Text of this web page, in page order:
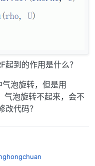
到的作用是什么？
泡旋转，但是用
泡旋转不起来，会不
改代码？